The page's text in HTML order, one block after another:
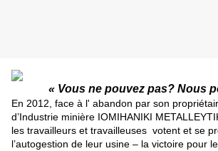
« Vous ne pouvez pas? Nous
En 2012, face à l' abandon par son
d’Industrie minière IOMIHANIKI
les travailleurs et travailleuses votent et se
l’autogestion de leur usine – la victoire pour